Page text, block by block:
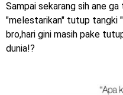
tinggal
Honda Indonesia resmi
Sampai sekarang sih ane
"melestarikan" tutup tangki
bro,hari gini masih pake
dunia!?